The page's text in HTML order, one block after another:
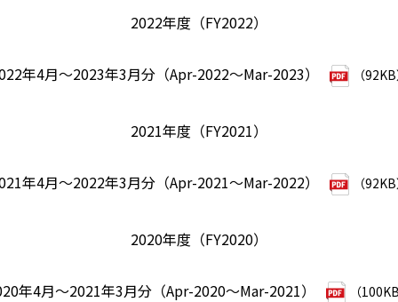
2022年度（FY2022）
年4月～2023年3月分（Apr-2022～Mar-2023） （
2021年度（FY2021）
年4月～2022年3月分（Apr-2021～Mar-2022） （
2020年度（FY2020）
年4月～2021年3月分（Apr-2020～Mar-2021） （